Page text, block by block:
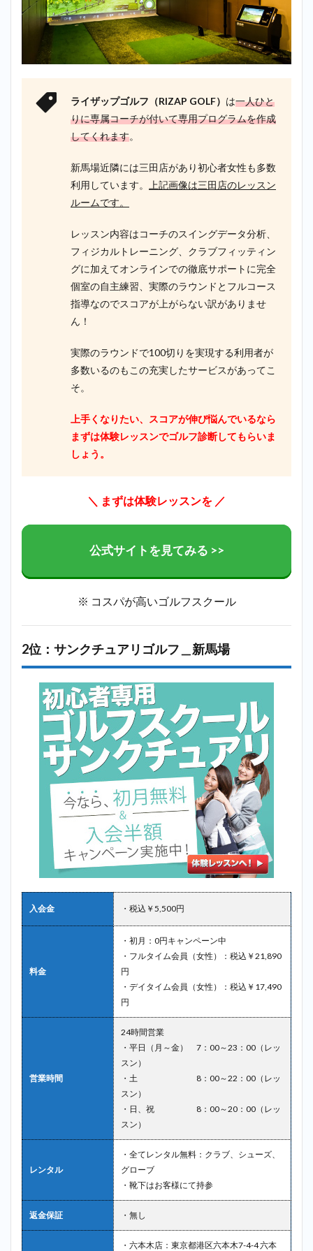
ライザップゴルフ（RIZAP GOLF） は一人ひと
りに専属コーチが付いて専用プログラムを作成
してくれます。
新馬場近隣には三田店があり初心者女性も多数
利用しています。
上記画像は三田店のレッスン
ルームです。
レッスン内容はコーチのスイングデータ分析、
フィジカルトレーニング、クラブフィッティン
グに加えてオンラインでの徹底サポートに完全
個室の自主練習、実際のラウンドとフルコース
指導なのでスコアが上がらない訳がありませ
ん！
実際のラウンドで100切りを実現する利用者が
多数いるのもこの充実したサービスがあってこ
そ。
上手くなりたい、スコアが伸び悩んでいるなら
まずは体験レッスンでゴルフ診断してもらいま
しょう。
＼ まずは体験レッスンを ／
公式サイトを見てみる >>
※ コスパが高いゴルフスクール
2位：サンクチュアリゴルフ＿新馬場
入会金 ・税込￥5,500円
料金
・初月：0円キャンペーン中
・フルタイム会員（女性）：税込￥21,890
円
・デイタイム会員（女性）：税込￥17,490
円
営業時間
24時間営業
・平日（月～金） 7：00～23：00（レッ
スン）
・土 8：00～22：00（レッ
スン）
・日、祝 8：00～20：00（レッ
スン）
レンタル
・全てレンタル無料：クラブ、シューズ、
グローブ
・靴下はお客様にて持参
返金保証 ・無し
・六本木店：東京都港区六本木7-4-4 六本